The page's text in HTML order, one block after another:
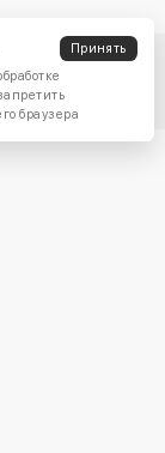
Принять
браузера